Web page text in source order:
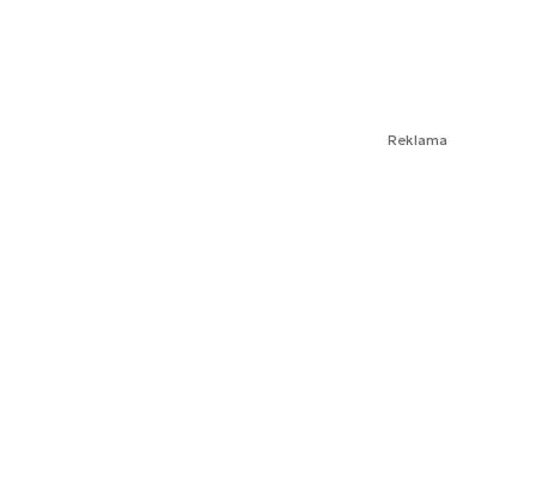
Reklama